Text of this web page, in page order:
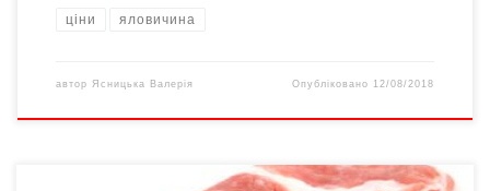
ціни яловичина
автор Ясницька Валерія Опубліковано 12/08/2018